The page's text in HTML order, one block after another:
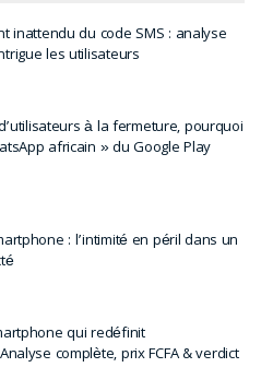
inattendu du code SMS : analyse
les utilisateurs
à la fermeture, pourquoi
africain » du Google Play
: l’intimité en péril dans un
qui redéfinit
complète, prix FCFA & verdict